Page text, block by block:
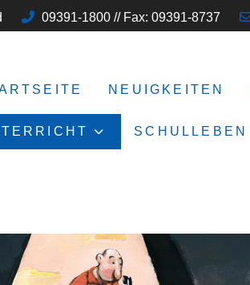
09391-1800 // Fax: 09391-8737
NEUIGKEITEN
SCHULLEBEN